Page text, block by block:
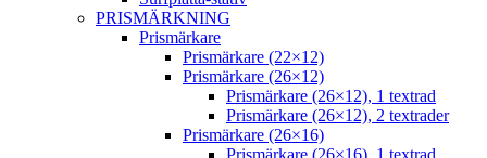
PRISMÄRKNING
Prismärkare
Prismärkare (22×12)
Prismärkare (26×12)
Prismärkare (26×12), 1 textrad
Prismärkare (26×12), 2 textrader
Prismärkare (26×16)
Prismärkare (26×16), 1 textrad